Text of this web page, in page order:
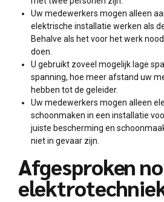
Uw medewerkers mogen alleen
elektrische installatie werken als
Behalve als het voor het werk
doen.
U gebruikt zoveel mogelijk lage
spanning, hoe meer afstand uw
hebben tot de geleider.
Uw medewerkers mogen alleen
schoonmaken in een installatie
juiste bescherming en
niet in gevaar zijn.
Afgesproken